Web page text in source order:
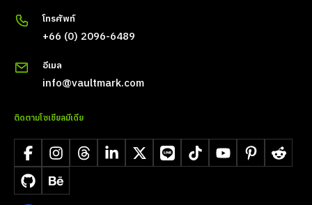
โทรศัพท์
+66 (0) 2096-6489
อีเมล
info@vaultmark.com
ติดตามโซเชียลมีเดีย
FacebookInstagramThreadsLinkedIn
X LINE TikTokYouTubePinterestReddit
GitHubBehance